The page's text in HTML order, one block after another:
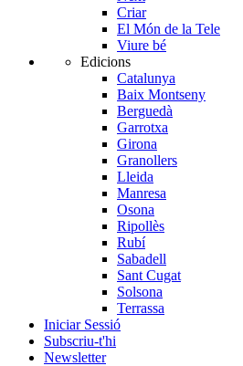
Criar
El Món de la Tele
Viure bé
Edicions
Catalunya
Baix Montseny
Berguedà
Garrotxa
Girona
Granollers
Lleida
Manresa
Osona
Ripollès
Rubí
Sabadell
Sant Cugat
Solsona
Terrassa
Iniciar Sessió
Subscriu-t'hi
Newsletter